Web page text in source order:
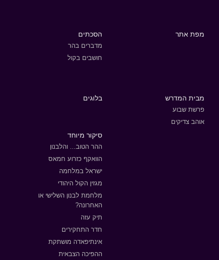
מפת אתר הסכתים
מדברים בהר
חושבים בקול
מבית המדרש
פרשת שבוע
אוהב צדיקים
בלוגים
סיקור מיוחד
ההר הטוב... והלבנון
הוואקף כזרוע חמאס
ישראל במלחמה
מגזין הקול היהודי
מלחמת לבנון השלישי או
האחרונה?
תיק עזה
חדר התחקירים
אינתיפאדה מושתקת
ההפיכה הצבאית